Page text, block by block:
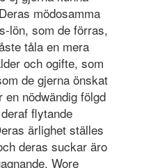
mödosamma
lön, som de förras,
tåla en mera
och ogifte, som
de gjerna önskat
en nödwändig fölgd
flytande
ärlighet ställes
deras suckar äro
Wore